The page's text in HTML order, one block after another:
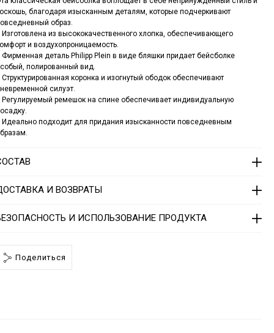
благодаря изысканным деталям, которые подчеркивают
образ.
Изготовлена из высококачественного хлопка, обеспечивающего
и воздухопроницаемость.
Фирменная деталь Philipp Plein в виде бляшки придает бейсболке
полированный вид.
Структурированная коронка и изогнутый ободок обеспечивают
силуэт.
Регулируемый ремешок на спине обеспечивает индивидуальную
Идеально подходит для придания изысканности повседневным
И ВОЗВРАТЫ
И ИСПОЛЬЗОВАНИЕ ПРОДУКТА
Поделиться